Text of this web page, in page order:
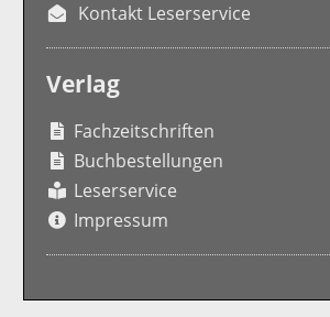
Kontakt Leserservice
Verlag
Fachzeitschriften
Buchbestellungen
Leserservice
Impressum